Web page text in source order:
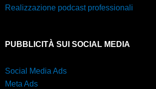
Realizzazione podcast professionali
PUBBLICITÀ SUI SOCIAL MEDIA
Social Media Ads
Meta Ads